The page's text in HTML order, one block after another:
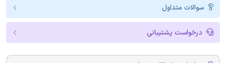
سوالات متداول
درخواست پشتیبانی